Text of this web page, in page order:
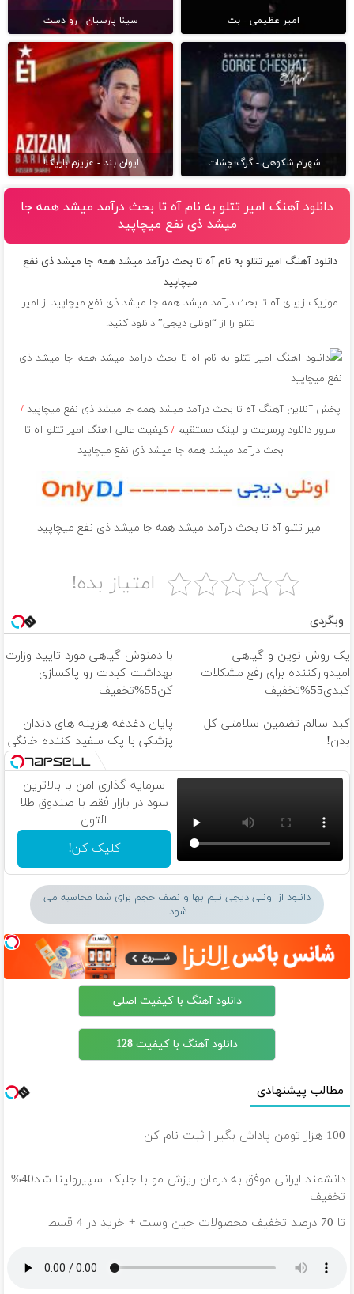
امیر عظیمی - بت سینا پارسیان - رو دست
شهرام شکوهی - گرگ چشات ایوان بند - عزیزم باریکلا
دانلود آهنگ امیر تتلو به نام آه تا بحث درآمد میشد همه جا
میشد ذی نفع میچاپید
دانلود آهنگ امیر تتلو به نام آه تا بحث درآمد میشد همه جا میشد ذی نفع
میچاپید
موزیک زیبای آه تا بحث درآمد میشد همه جا میشد ذی نفع میچاپید از امیر
تتلو را از “اونلی دیجی” دانلود کنید.
پخش آنلاین آهنگ آه تا بحث درآمد میشد همه جا میشد ذی نفع میچاپید/
سرور دانلود پرسرعت و لینک مستقیم /کیفیت عالی آهنگ امیر تتلو آه تا
بحث درآمد میشد همه جا میشد ذی نفع میچاپید
امیر تتلو آه تا بحث درآمد میشد همه جا میشد ذی نفع میچاپید
امتیاز بده!
وبگردی
یک روش نوین و گیاهی
امیدوارکننده برای رفع مشکلات
کبدی55%تخفیف
با دمنوش گیاهی مورد تایید وزارت
بهداشت کبدت رو پاکسازی
کن55%تخفیف
کبد سالم تضمین سلامتی کل
بدن!
پایان دغدغه هزینه های دندان
پزشکی با پک سفید کننده خانگی
سرمایه گذاری امن با بالاترین
سود در بازار فقط با صندوق طلا
آلتون
کلیک کن!
دانلود از اونلی دیجی نیم بها و نصف حجم برای شما محاسبه می
شود.
دانلود آهنگ با کیفیت اصلی
دانلود آهنگ با کیفیت 128
مطالب پیشنهادی
100 هزار تومن پاداش بگیر | ثبت نام کن
دانشمند ایرانی موفق به درمان ریزش مو با جلبک اسپیرولینا شد40%
تخفیف
تا 70 درصد تخفیف محصولات جین وست + خرید در 4 قسط